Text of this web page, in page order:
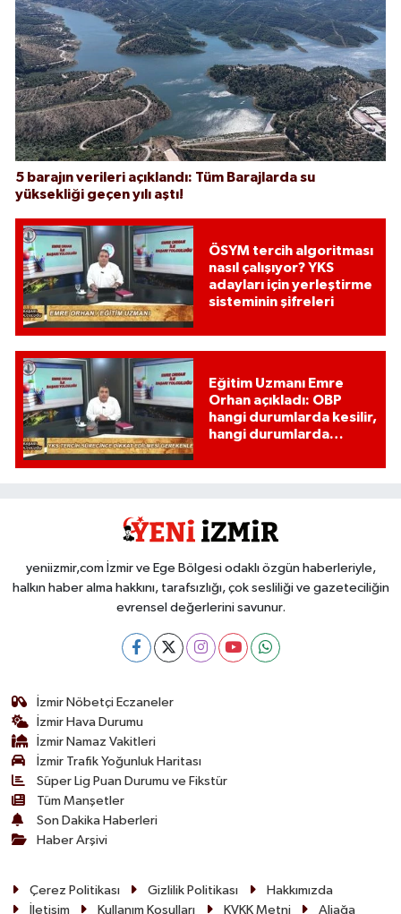
5 barajın verileri açıklandı: Tüm Barajlarda su
yüksekliği geçen yılı aştı!
ÖSYM tercih algoritması
nasıl çalışıyor? YKS
adayları için yerleştirme
sisteminin şifreleri
Eğitim Uzmanı Emre
Orhan açıkladı: OBP
hangi durumlarda kesilir,
hangi durumlarda
yeniizmir,com İzmir ve Ege Bölgesi odaklı özgün haberleriyle,
halkın haber alma hakkını, tarafsızlığı, çok sesliliği ve gazeteciliğin
evrensel değerlerini savunur.
İzmir Nöbetçi Eczaneler
İzmir Hava Durumu
İzmir Namaz Vakitleri
İzmir Trafik Yoğunluk Haritası
Süper Lig Puan Durumu ve Fikstür
Tüm Manşetler
Son Dakika Haberleri
Haber Arşivi
Çerez Politikası Gizlilik Politikası
Hakkımızda
İletişim
Kullanım Koşulları KVKK Metni Aliağa